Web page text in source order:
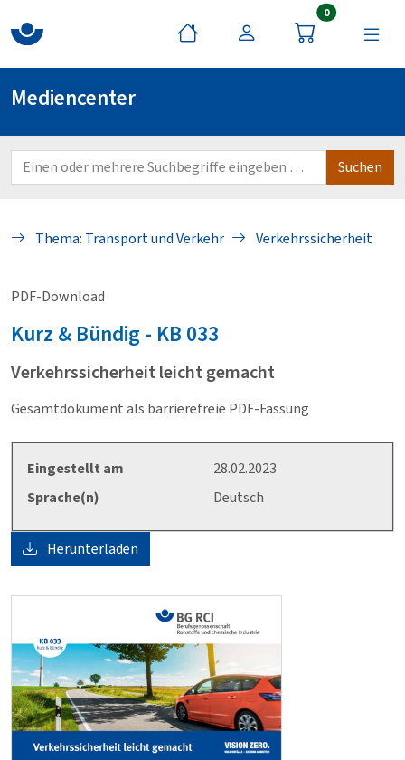
0Artikel im
Mediencenter
Thema: Transport und Verkehr Verkehrssicherheit
PDF-Download
Kurz & Bündig - KB 033
Verkehrssicherheit leicht gemacht
Gesamtdokument als barrierefreie PDF-Fassung
Eingestellt am
28.02.2023
Sprache(n)
Deutsch
Herunterladen